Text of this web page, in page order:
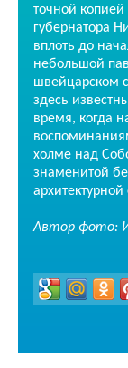
точной
губернатора
вплоть до
небольшой
швейцарском
здесь
время, когда
холме над
знаменитой
Автор фото: